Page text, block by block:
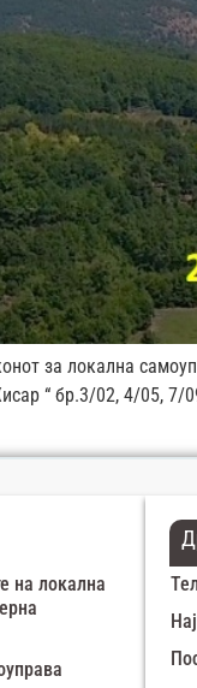
за локална
“ бр.3/02, 4/05,
на локална